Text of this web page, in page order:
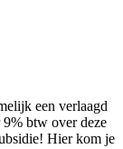
een verlaagd
btw over deze
Hier kom je